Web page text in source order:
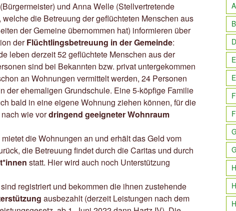
und Anna Welle (Stellvertretende
die Betreuung der geflüchteten Menschen aus
der Gemeine übernommen hat) informieren über
derFlüchtlingsbetreuung in der Gemeinde:
leben derzeit 52 geflüchtete Menschen aus der
sind bei Bekannten bzw. privat untergekommen
an Wohnungen vermittelt werden, 24 Personen
der ehemaligen Grundschule. Eine 5-köpfige Familie
bald in eine eigene Wohnung ziehen können, für die
wie vordringend geeigneter Wohnraum
die Wohnungen an und erhält das Geld vom
die Betreuung findet durch die Caritas und durch
statt. Hier wird auch noch Unterstützung
registriert und bekommen die ihnen zustehende
ausbezahlt (derzeit Leistungen nach dem